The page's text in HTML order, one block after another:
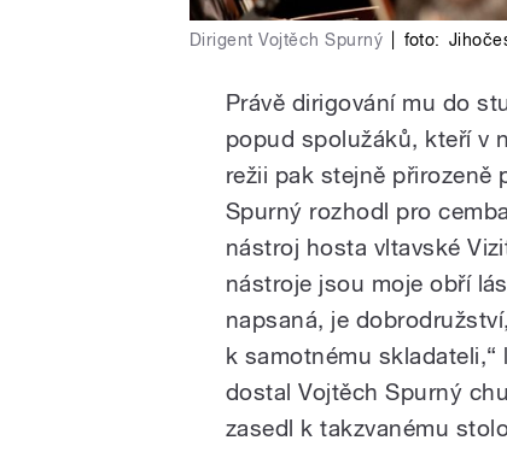
Dirigent Vojtěch Spurný foto:
Právě dirigování mu do
popud spolužáků, kteří v
režii pak stejně přirozeně
Spurný rozhodl pro
nástroj hosta vltavské
nástroje jsou moje obří
napsaná, je
k samotnému
dostal Vojtěch Spurný
zasedl k takzvanému